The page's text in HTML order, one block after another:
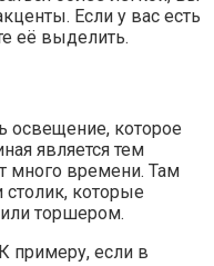
Если у вас есть
её выделить.
освещение, которое
является тем
много времени. Там
которые
торшером.
примеру, если в